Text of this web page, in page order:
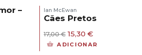
–
Ian McEwan
Cães Pretos
17,00€ O
preço
original
15,30 €O
preço
atual
ADICIONAR